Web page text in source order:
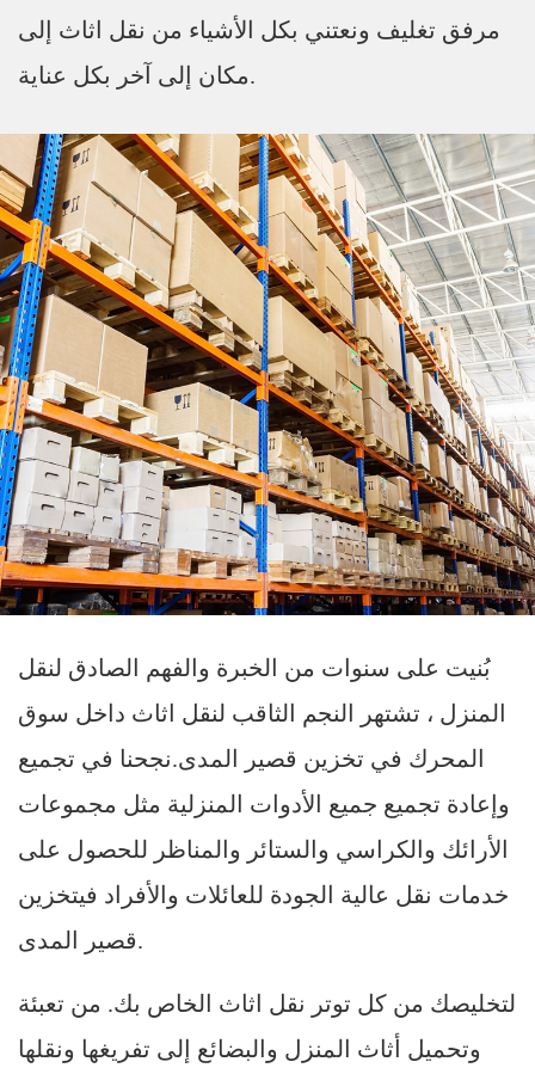
مرفق تغليف ونعتني بكل الأشياء من نقل اثاث إلى
مكان إلى آخر بكل عناية.
بُنيت على سنوات من الخبرة والفهم الصادق لنقل
المنزل ، تشتهر النجم الثاقب لنقل اثاث داخل سوق
المحرك في تخزين قصير المدى.نجحنا في تجميع
وإعادة تجميع جميع الأدوات المنزلية مثل مجموعات
الأرائك والكراسي والستائر والمناظر للحصول على
خدمات نقل عالية الجودة للعائلات والأفراد فيتخزين
قصير المدى.
لتخليصك من كل توتر نقل اثاث الخاص بك. من تعبئة
وتحميل أثاث المنزل والبضائع إلى تفريغها ونقلها